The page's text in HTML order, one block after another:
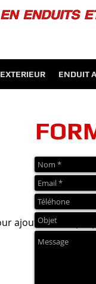
ENDUIT
ajouter votre